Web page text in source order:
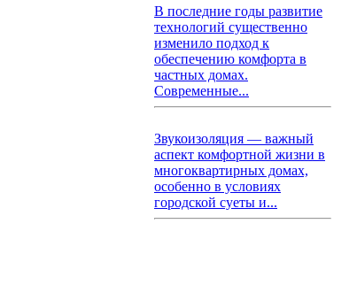
В последние годы развитие
технологий существенно
изменило подход к
обеспечению комфорта в
частных домах.
Современные...
Звукоизоляция — важный
аспект комфортной жизни в
многоквартирных домах,
особенно в условиях
городской суеты и...